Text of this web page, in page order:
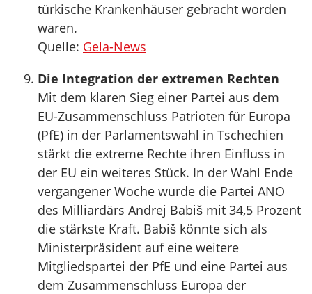
türkische Krankenhäuser gebracht worden
waren.
Quelle: Gela-News
Die Integration der extremen Rechten
Mit dem klaren Sieg einer Partei aus dem
EU-Zusammenschluss Patrioten für Europa
(PfE) in der Parlamentswahl in Tschechien
stärkt die extreme Rechte ihren Einfluss in
der EU ein weiteres Stück. In der Wahl Ende
vergangener Woche wurde die Partei ANO
des Milliardärs Andrej Babiš mit 34,5 Prozent
die stärkste Kraft. Babiš könnte sich als
Ministerpräsident auf eine weitere
Mitgliedspartei der PfE und eine Partei aus
dem Zusammenschluss Europa der